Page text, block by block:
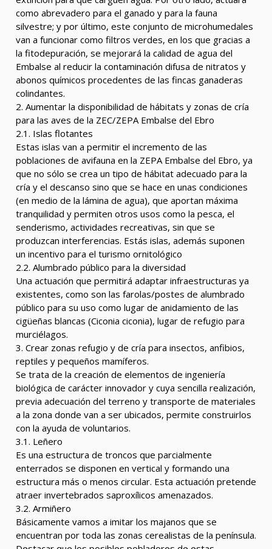
como abrevadero para el ganado y para la fauna
silvestre; y por último, este conjunto de microhumedales
van a funcionar como filtros verdes, en los que gracias a
la fitodepuración, se mejorará la calidad de agua del
Embalse al reducir la contaminación difusa de nitratos y
abonos químicos procedentes de las fincas ganaderas
colindantes.
2. Aumentar la disponibilidad de hábitats y zonas de cría
para las aves de la ZEC/ZEPA Embalse del Ebro
2.1. Islas flotantes
Estas islas van a permitir el incremento de las
poblaciones de avifauna en la ZEPA Embalse del Ebro, ya
que no sólo se crea un tipo de hábitat adecuado para la
cría y el descanso sino que se hace en unas condiciones
(en medio de la lámina de agua), que aportan máxima
tranquilidad y permiten otros usos como la pesca, el
senderismo, actividades recreativas, sin que se
produzcan interferencias. Estás islas, además suponen
un incentivo para el turismo ornitológico
2.2. Alumbrado público para la diversidad
Una actuación que permitirá adaptar infraestructuras ya
existentes, como son las farolas/postes de alumbrado
público para su uso como lugar de anidamiento de las
cigüeñas blancas (Ciconia ciconia), lugar de refugio para
murciélagos.
3. Crear zonas refugio y de cría para insectos, anfibios,
reptiles y pequeños mamíferos.
Se trata de la creación de elementos de ingeniería
biológica de carácter innovador y cuya sencilla realización,
previa adecuación del terreno y transporte de materiales
a la zona donde van a ser ubicados, permite construirlos
con la ayuda de voluntarios.
3.1. Leñero
Es una estructura de troncos que parcialmente
enterrados se disponen en vertical y formando una
estructura más o menos circular. Esta actuación pretende
atraer invertebrados saproxílicos amenazados.
3.2. Armiñero
Básicamente vamos a imitar los majanos que se
encuentran por toda las zonas cerealistas de la península.